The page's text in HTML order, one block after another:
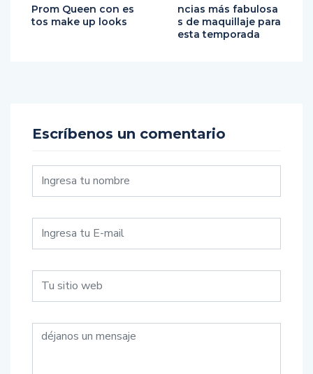
Prom Queen con es
tos make up looks
ncias más fabulosa
s de maquillaje para
esta temporada
Escríbenos un comentario